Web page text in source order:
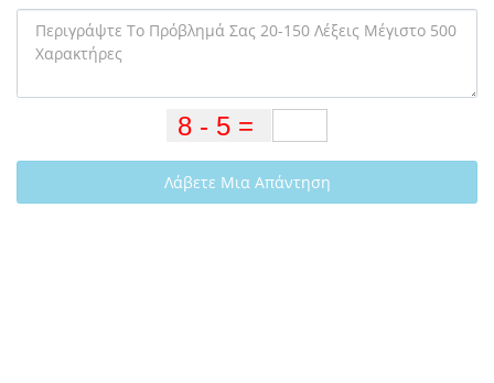
Λάβετε Μια Απάντηση